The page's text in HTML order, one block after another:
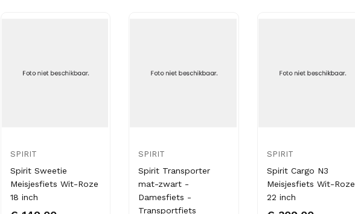
SPIRIT
Spirit Sweetie
Meisjesfiets Wit-Roze
18 inch
SPIRIT
Spirit Transporter
mat-zwart -
Damesfiets -
Transportfiets
SPIRIT
Spirit Cargo N3
Meisjesfiets Wit-Roze
22 inch